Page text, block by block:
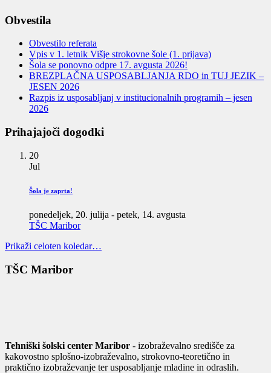
Obvestila
Obvestilo referata
Vpis v 1. letnik Višje strokovne šole (1. prijava)
Šola se ponovno odpre 17. avgusta 2026!
BREZPLAČNA USPOSABLJANJA RDO in TUJ JEZIK –
JESEN 2026
Razpis iz usposabljanj v institucionalnih programih – jesen
2026
Prihajajoči dogodki
20
Jul
Šola je zaprta!
ponedeljek, 20. julija - petek, 14. avgusta
TŠC Maribor
Prikaži celoten koledar…
TŠC Maribor
Tehniški šolski center Maribor - izobraževalno središče za
kakovostno splošno-izobraževalno, strokovno-teoretično in
praktično izobraževanje ter usposabljanje mladine in odraslih.